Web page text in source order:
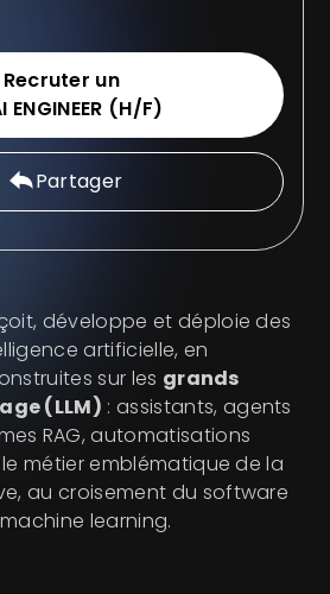
développe et déploie des
artificielle, en
sur les grands
(LLM) : assistants, agents
RAG, automatisations
métier emblématique de la
au croisement du software
learning.
Recruter un
ENGINEER (H/F)
Partager